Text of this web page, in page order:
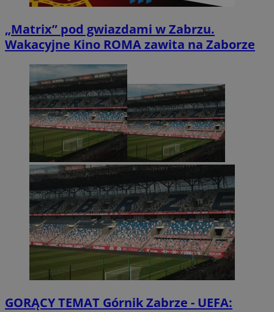
„Matrix” pod gwiazdami w Zabrzu.
Wakacyjne Kino ROMA zawita na Zaborze
GORĄCY TEMAT Górnik Zabrze - UEFA: